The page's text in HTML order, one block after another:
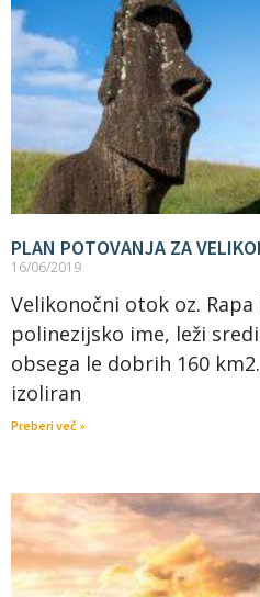
PLAN POTOVANJA ZA
16/06/2019
Velikonočni otok oz.
polinezijsko ime, leži
obsega le dobrih 160
izoliran
Preberi več »